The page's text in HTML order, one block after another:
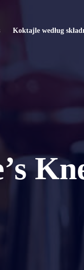
Koktajle według